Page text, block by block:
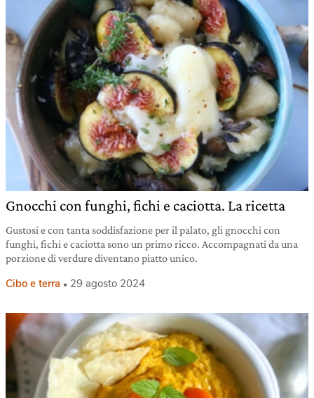
Gnocchi con funghi, fichi e caciotta. La ricetta
Gustosi e con tanta soddisfazione per il palato, gli gnocchi con
funghi, fichi e caciotta sono un primo ricco. Accompagnati da una
porzione di verdure diventano piatto unico.
Cibo e terra 29 agosto 2024